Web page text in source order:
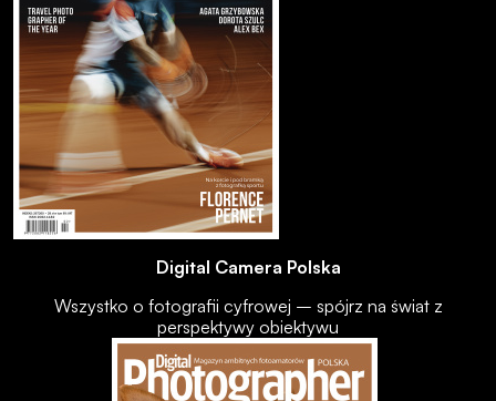
Digital Camera Polska
Wszystko o fotografii cyfrowej – spójrz na świat z
perspektywy obiektywu